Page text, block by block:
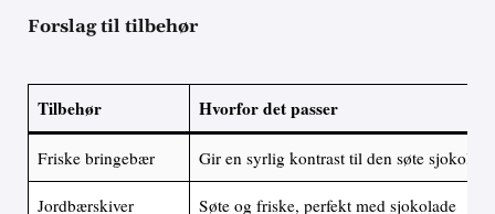
Forslag til tilbehør
Tilbehør Hvorfor det passer
Friske bringebær Gir en syrlig kontrast til den søte
Jordbærskiver Søte og friske, perfekt med sjokolade